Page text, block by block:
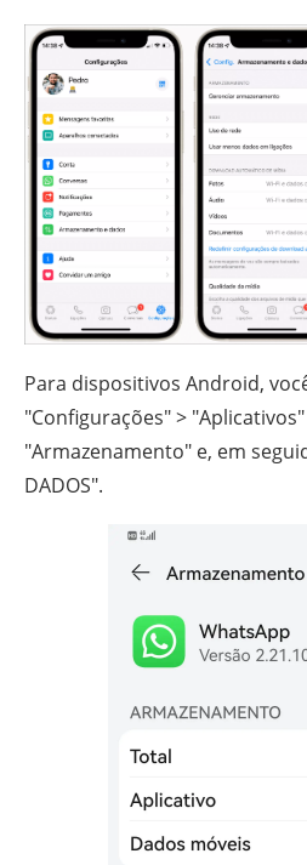
Para dispositivos Android,
"Configurações" >
"Armazenamento" e, em
DADOS".